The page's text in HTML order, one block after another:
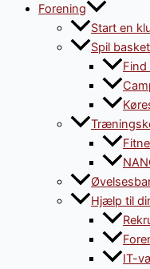
Forening
Start en
Spil
Find
Hjælp til
IT-